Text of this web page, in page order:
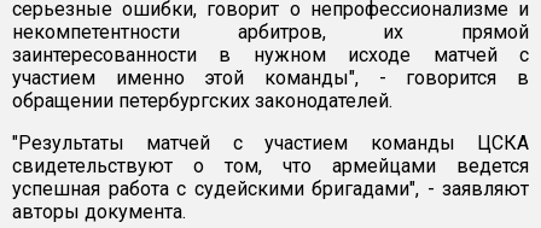
серьезные ошибки, говорит о непрофессионализме и
некомпетентности арбитров, их прямой
заинтересованности в нужном исходе матчей с
участием именно этой команды", - говорится в
обращении петербургских законодателей.
"Результаты матчей с участием команды ЦСКА
свидетельствуют о том, что армейцами ведется
успешная работа с судейскими бригадами", - заявляют
авторы документа.